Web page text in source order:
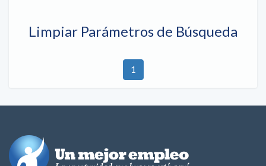
Limpiar Parámetros de Búsqueda
1